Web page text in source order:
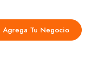
Agrega Tu Negocio